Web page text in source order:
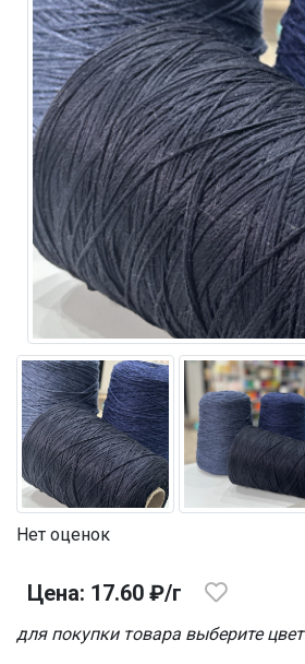
Нет оценок
Цена: 17.60 ₽/г
для покупки товара выберите цвет